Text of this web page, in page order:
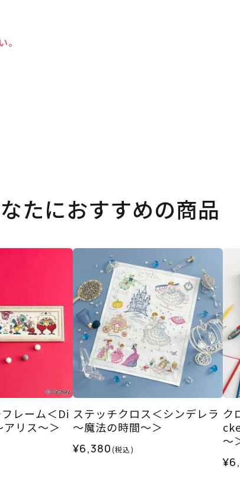
たにおすすめの商品
レーム＜Di
リス～＞
ステッチクロス＜シンデレラ
～魔法の時間～＞
¥6,380(税込)
ク
～